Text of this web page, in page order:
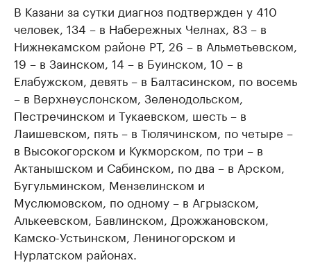
В Казани за сутки диагноз подтвержден у 410
человек, 134 – в Набережных Челнах, 83 – в
Нижнекамском районе РТ, 26 – в Альметьевском,
19 – в Заинском, 14 – в Буинском, 10 – в
Елабужском, девять – в Балтасинском, по восемь
– в Верхнеуслонском, Зеленодольском,
Пестречинском и Тукаевском, шесть – в
Лаишевском, пять – в Тюлячинском, по четыре –
в Высокогорском и Кукморском, по три – в
Актанышском и Сабинском, по два – в Арском,
Бугульминском, Мензелинском и
Муслюмовском, по одному – в Агрызском,
Алькеевском, Бавлинском, Дрожжановском,
Камско-Устьинском, Лениногорском и
Нурлатском районах.